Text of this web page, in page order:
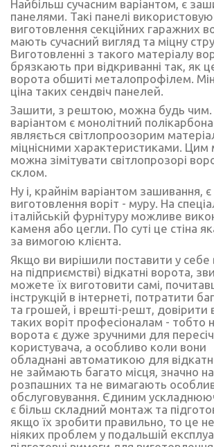
Найбільш сучасним варіантом, є
панелями. Такі панелі
виготовлення секційних гаражних
мають сучасний вигляд та міцну
Виготовленні з такого матеріалу
брязкають при відкриванні так, як
ворота обшиті металопрофілем.
ціна таких сендвіч панелей.
Зашити, з рештою, можна будь чим.
варіантом є монолітний
являється світлопроозорим
міцнісними характеристиками. Цим
можна зімітувати світлопрозорі
склом.
Ну і, крайнім варіантом зашивання, є
виготовлення воріт - муру. На
італійській фурнітуру можливе
каменя або цегли. По суті це стіна
за вимогою клієнта.
Якщо ви вирішили поставити у себе
на підприємстві) відкатні ворота,
можете їх виготовити самі,
інструкцій в інтернеті, потратити
та грошей, і врешті-решт, довірити
таких воріт професіоналам - тобто
ворота є дуже зручними для
користувача, а особливо коли вони
обладнані автоматикою для
не займають багато місця, значно
розпашних та не вимагають
обслуговування. Єдиним
є більш складний монтаж та
якщо їх зробити правильно, то це
ніяких проблем у подальшій